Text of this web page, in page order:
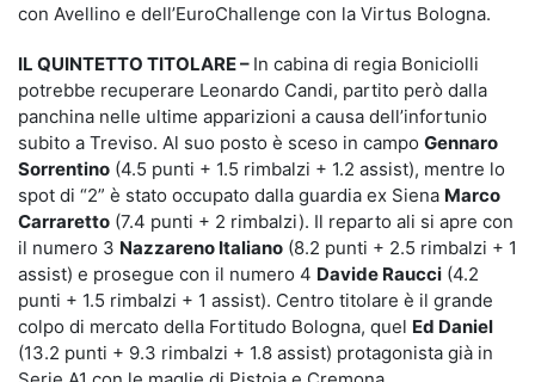
con Avellino e dell’EuroChallenge con la Virtus Bologna.
IL QUINTETTO TITOLARE– In cabina di regia Boniciolli
potrebbe recuperare Leonardo Candi, partito però dalla
panchina nelle ultime apparizioni a causa dell’infortunio
subito a Treviso. Al suo posto è sceso in campo Gennaro
Sorrentino (4.5 punti + 1.5 rimbalzi + 1.2 assist), mentre lo
spot di “2” è stato occupato dalla guardia ex Siena Marco
Carraretto (7.4 punti + 2 rimbalzi). Il reparto ali si apre con
il numero 3 Nazzareno Italiano (8.2 punti + 2.5 rimbalzi + 1
assist) e prosegue con il numero 4 Davide Raucci (4.2
punti + 1.5 rimbalzi + 1 assist). Centro titolare è il grande
colpo di mercato della Fortitudo Bologna, quel Ed Daniel
(13.2 punti + 9.3 rimbalzi + 1.8 assist) protagonista già in